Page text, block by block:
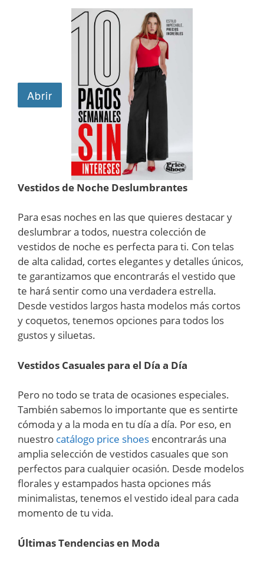
Vestidos de Noche Deslumbrantes
Para esas noches en las que quieres destacar y
deslumbrar a todos, nuestra colección de
vestidos de noche es perfecta para ti. Con telas
de alta calidad, cortes elegantes y detalles únicos,
te garantizamos que encontrarás el vestido que
te hará sentir como una verdadera estrella.
Desde vestidos largos hasta modelos más cortos
y coquetos, tenemos opciones para todos los
gustos y siluetas.
Vestidos Casuales para el Día a Día
Pero no todo se trata de ocasiones especiales.
También sabemos lo importante que es sentirte
cómoda y a la moda en tu día a día. Por eso, en
nuestro catálogo price shoes encontrarás una
amplia selección de vestidos casuales que son
perfectos para cualquier ocasión. Desde modelos
florales y estampados hasta opciones más
minimalistas, tenemos el vestido ideal para cada
momento de tu vida.
Últimas Tendencias en Moda